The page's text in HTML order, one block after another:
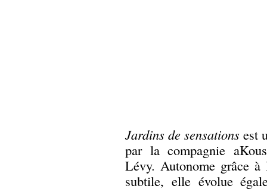
Jardins de sensations est
par la compagnie
Lévy. Autonome grâce
subtile, elle évolue